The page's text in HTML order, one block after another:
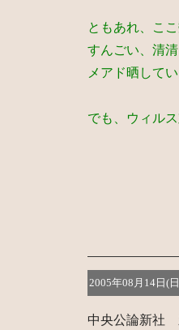
ともあれ、こ
すんごい、清
メアド晒して
でも、ウィル
2005年08月14日(
中央公論新社